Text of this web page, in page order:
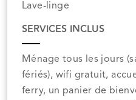
Lave-linge
SERVICES INCLUS
Ménage tous les jours
fériés), wifi gratuit,
ferry, un panier de